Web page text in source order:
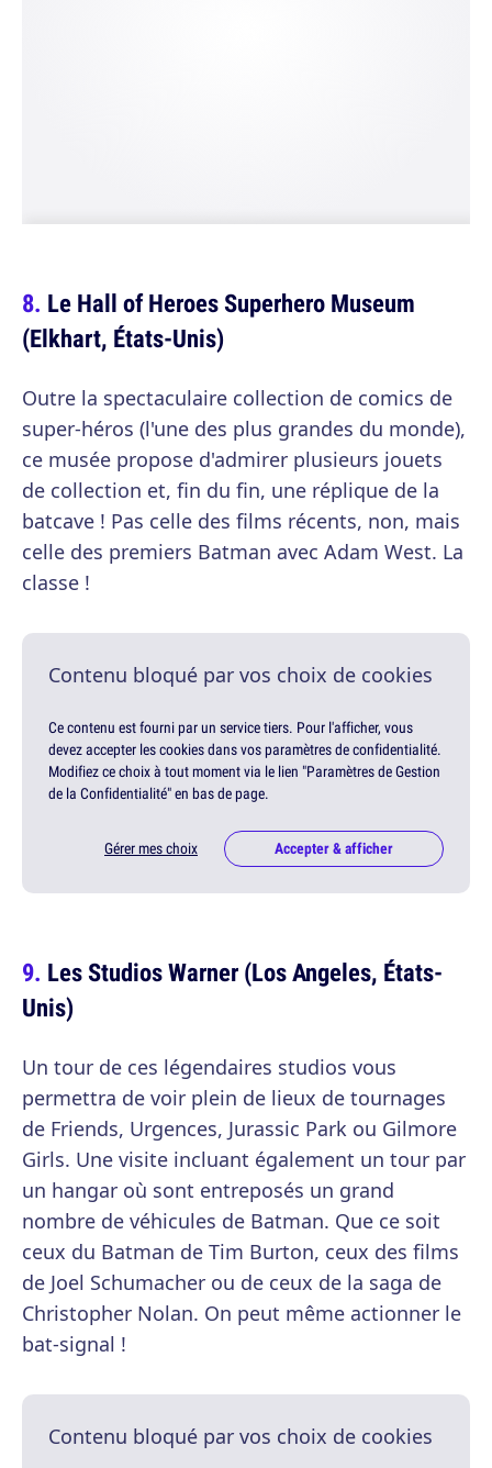
Le Hall of Heroes Superhero Museum
(Elkhart, États-Unis)
Outre la spectaculaire collection de comics de
super-héros (l'une des plus grandes du monde),
ce musée propose d'admirer plusieurs jouets
de collection et, fin du fin, une réplique de la
batcave ! Pas celle des films récents, non, mais
celle des premiers Batman avec Adam West. La
classe !
Contenu bloqué par vos choix de cookies
Ce contenu est fourni par un service tiers. Pour l'afficher, vous
devez accepter les cookies dans vos paramètres de confidentialité.
Modifiez ce choix à tout moment via le lien "Paramètres de Gestion
de la Confidentialité" en bas de page.
Gérer mes choix Accepter & afficher
Les Studios Warner (Los Angeles, États-
Unis)
Un tour de ces légendaires studios vous
permettra de voir plein de lieux de tournages
de Friends, Urgences, Jurassic Park ou Gilmore
Girls. Une visite incluant également un tour par
un hangar où sont entreposés un grand
nombre de véhicules de Batman. Que ce soit
ceux du Batman de Tim Burton, ceux des films
de Joel Schumacher ou de ceux de la saga de
Christopher Nolan. On peut même actionner le
bat-signal !
Contenu bloqué par vos choix de cookies